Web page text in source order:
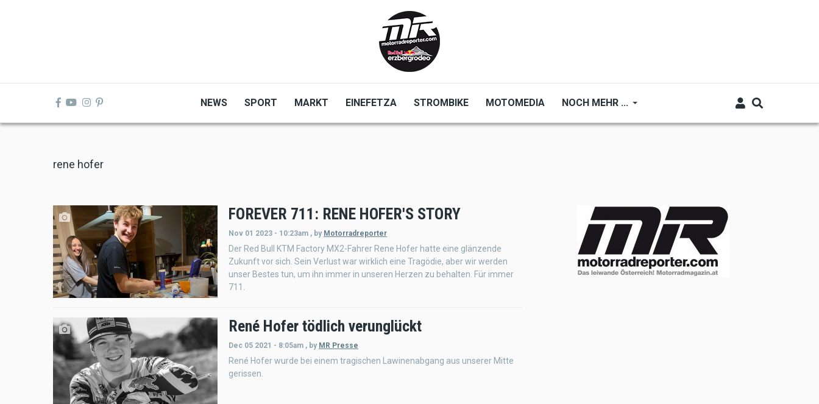
NEWS SPORT MARKT EINEFETZA STROMBIKE MOTOMEDIA NOCH MEHR ...
rene hofer
FOREVER 711: RENE HOFER'S STORY
Nov 01 2023 - 10:23am , by Motorradreporter
Der Red Bull KTM Factory MX2-Fahrer Rene Hofer hatte eine glänzende
Zukunft vor sich. Sein Verlust war wirklich eine Tragödie, aber wir werden
unser Bestes tun, um ihn immer in unseren Herzen zu behalten. Für immer
711.
René Hofer tödlich verunglückt
Dec 05 2021 - 8:05am , by MR Presse
René Hofer wurde bei einem tragischen Lawinenabgang aus unserer Mitte
gerissen.